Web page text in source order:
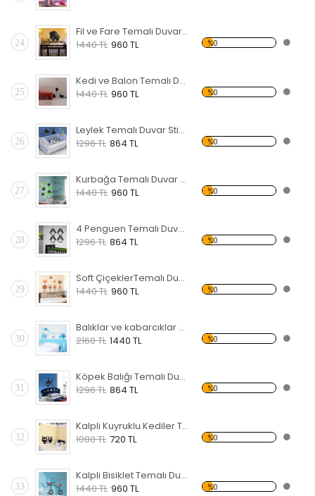
24
Fil ve Fare Temalı Duvar Sticker
1440 TL 960 TL %0
25
Kedi ve Balon Temalı Duvar Sticker
1440 TL 960 TL %0
26
Leylek Temalı Duvar Sticker
1296 TL 864 TL %0
27
Kurbağa Temalı Duvar Sticker
1440 TL 960 TL %0
28
4 Penguen Temalı Duvar Sticker
1296 TL 864 TL %0
29
Soft ÇiçeklerTemalı Duvar Sticker
1440 TL 960 TL %0
30
Balıklar ve kabarcıklar Temalı Duvar Sticker
2160 TL 1440 TL %0
31
Köpek Balığı Temalı Duvar Sticker
1296 TL 864 TL %0
32
Kalpli Kuyruklu Kediler Temalı Duvar Sticker
1080 TL 720 TL %0
33
Kalpli Bisiklet Temalı Duvar Sticker
1440 TL 960 TL %0